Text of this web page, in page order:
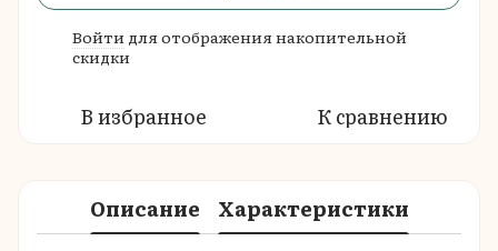
Войти для отображения накопительной
скидки
В избранное К сравнению
Описание Характеристики